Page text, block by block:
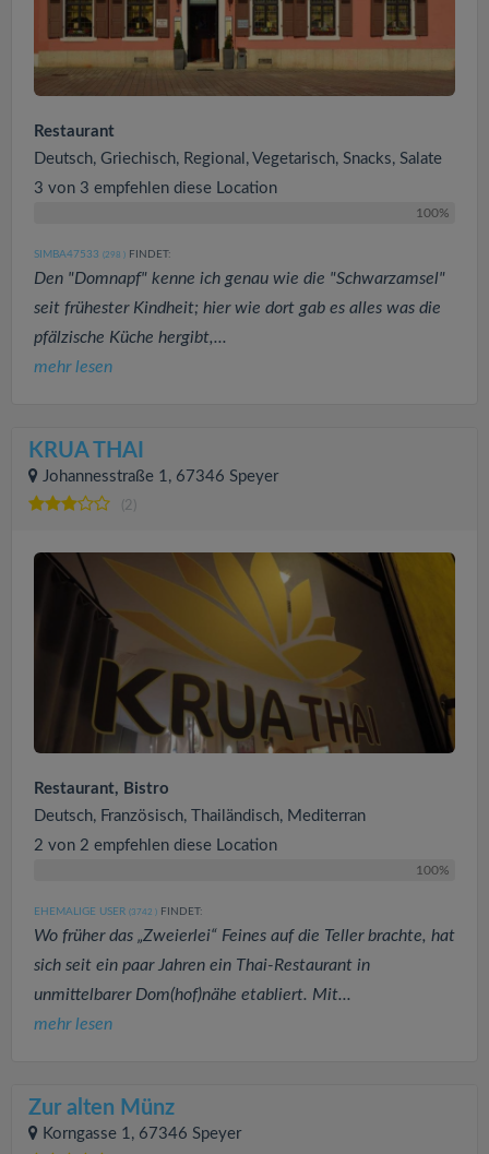
Restaurant
Deutsch, Griechisch, Regional, Vegetarisch, Snacks, Salate
3 von 3 empfehlen diese Location
100%
SIMBA47533 (298 ) FINDET:
Den "Domnapf" kenne ich genau wie die "Schwarzamsel"
seit frühester Kindheit; hier wie dort gab es alles was die
pfälzische Küche hergibt,...
mehr lesen
KRUA THAI
Johannesstraße 1, 67346 Speyer
(2)
Restaurant, Bistro
Deutsch, Französisch, Thailändisch, Mediterran
2 von 2 empfehlen diese Location
100%
EHEMALIGE USER (3742 ) FINDET:
Wo früher das „Zweierlei“ Feines auf die Teller brachte, hat
sich seit ein paar Jahren ein Thai-Restaurant in
unmittelbarer Dom(hof)nähe etabliert. Mit...
mehr lesen
Zur alten Münz
Korngasse 1, 67346 Speyer